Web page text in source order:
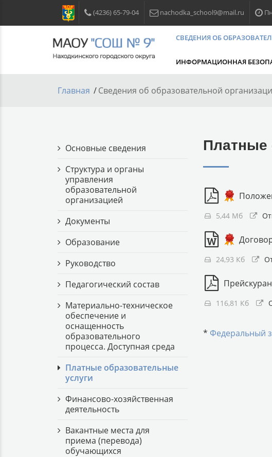
(4236) 65-79-04 nachodka_school9@mail.ru
СВЕДЕНИЯ ОБ
ИНФОРМАЦИОННАЯ
Главная Сведения об образовательной
Основные сведения
Структура и органы
управления
образовательной
организацией
Документы
Образование
Руководство
Педагогический состав
Материально-техническое
обеспечение и
оснащенность
образовательного
процесса. Доступная среда
Платные образовательные
услуги
Финансово-хозяйственная
деятельность
Вакантные места для
приема (перевода)
обучающихся
Платные
5,44 Мб
24,93 Кб
116,81 Кб
* Федеральный